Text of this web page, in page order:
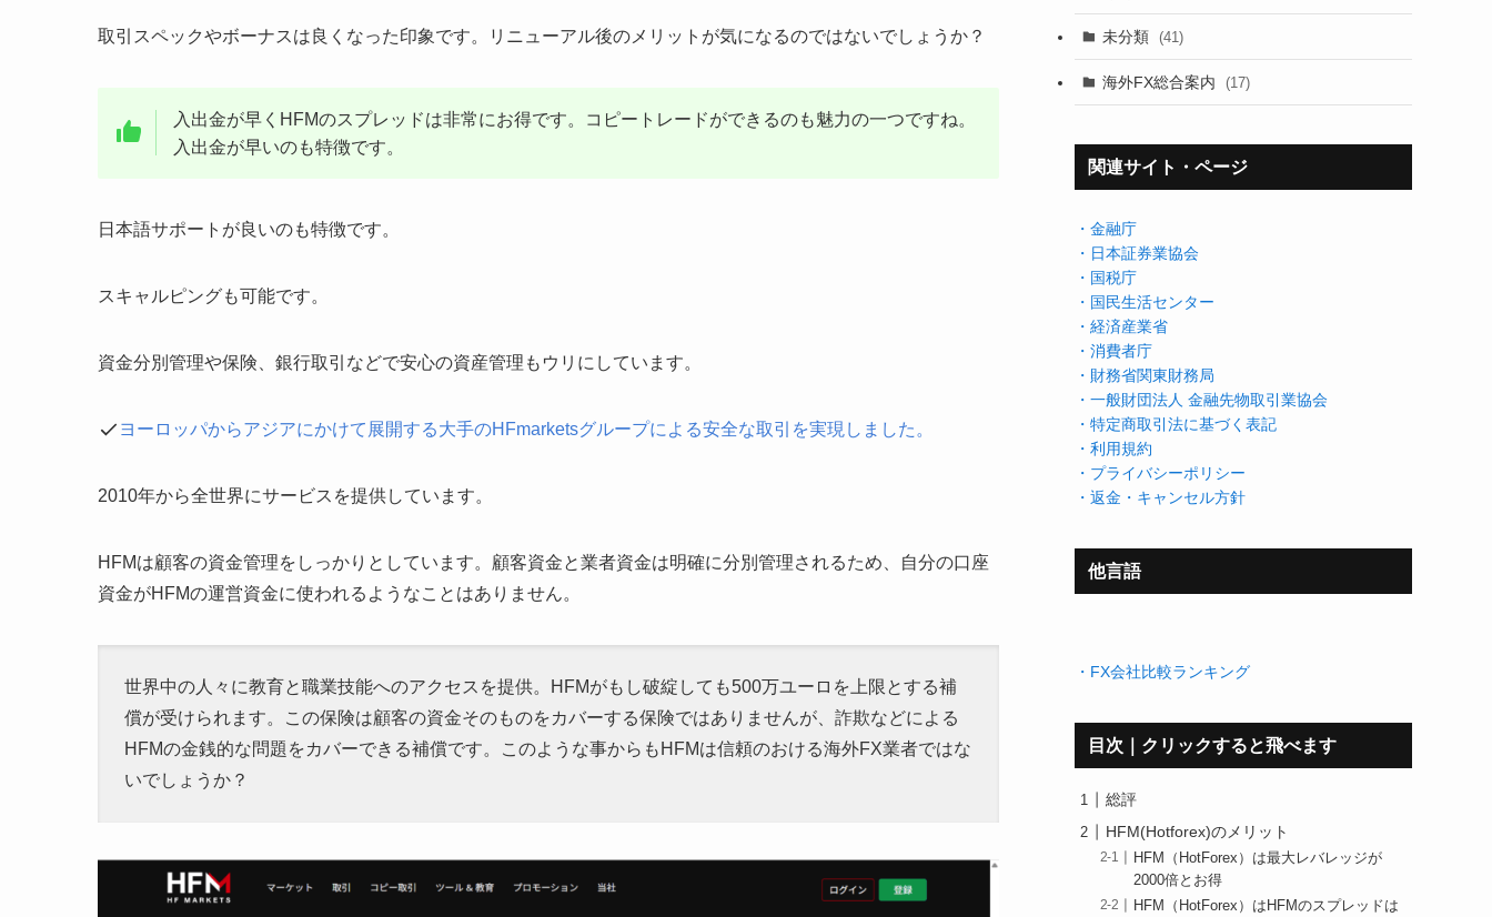
取引スペックやボーナスは良くなった印象です。リニューアル後のメリットが気になるのではないでしょうか？
入出金が早くHFMのスプレッドは非常にお得です。コピートレードができるのも魅力の一つですね。
入出金が早いのも特徴です。
日本語サポートが良いのも特徴です。
スキャルピングも可能です。
資金分別管理や保険、銀行取引などで安心の資産管理もウリにしています。
ヨーロッパからアジアにかけて展開する大手のHFmarketsグループによる安全な取引を実現しました。
2010年から全世界にサービスを提供しています。
HFMは顧客の資金管理をしっかりとしています。顧客資金と業者資金は明確に分別管理されるため、自分の口座
資金がHFMの運営資金に使われるようなことはありません。
世界中の人々に教育と職業技能へのアクセスを提供。HFMがもし破綻しても500万ユーロを上限とする補
償が受けられます。この保険は顧客の資金そのものをカバーする保険ではありませんが、詐欺などによる
HFMの金銭的な問題をカバーできる補償です。このような事からもHFMは信頼のおける海外FX業者ではな
いでしょうか？
未分類 (41)
海外FX総合案内 (17)
関連サイト・ページ
・金融庁
・日本証券業協会
・国税庁
・国民生活センター
・経済産業省
・消費者庁
・財務省関東財務局
・一般財団法人 金融先物取引業協会
・特定商取引法に基づく表記
・利用規約
・プライバシーポリシー
・返金・キャンセル方針
他言語
・FX会社比較ランキング
目次｜クリックすると飛べます
総評
HFM(Hotforex)のメリット
HFM（HotForex）は最大レバレッジが
2000倍とお得
HFM（HotForex）はHFMのスプレッドは